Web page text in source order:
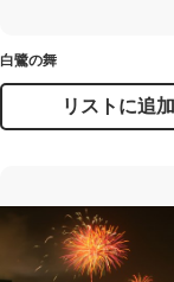
白鷺の舞
リストに追加